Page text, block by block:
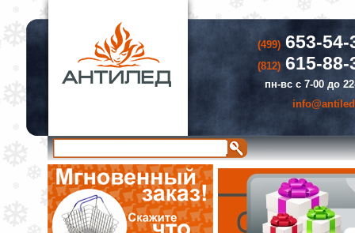
(499)653-54-
(812)615-88-
пн-вс с 7-00 до